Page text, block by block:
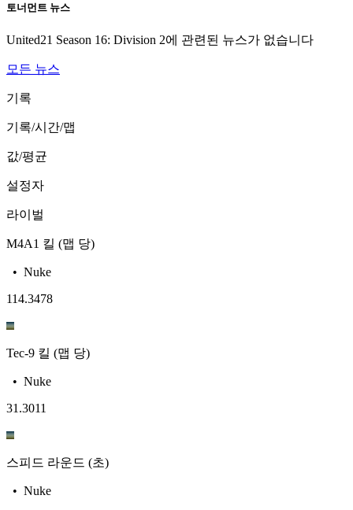
토너먼트 뉴스
United21 Season 16: Division 2에 관련된 뉴스가 없습니다
모든 뉴스
기록
기록/시간/맵
값/평균
설정자
라이벌
M4A1 킬 (맵 당)
• Nuke
114.3478
Tec-9 킬 (맵 당)
• Nuke
31.3011
스피드 라운드 (초)
• Nuke